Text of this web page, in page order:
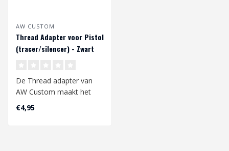
AW CUSTOM
Thread Adapter voor Pistol
(tracer/silencer) - Zwart
De Thread adapter van
AW Custom maakt het
mogelijk een Silencer of
Tracer unit t..
€4,95